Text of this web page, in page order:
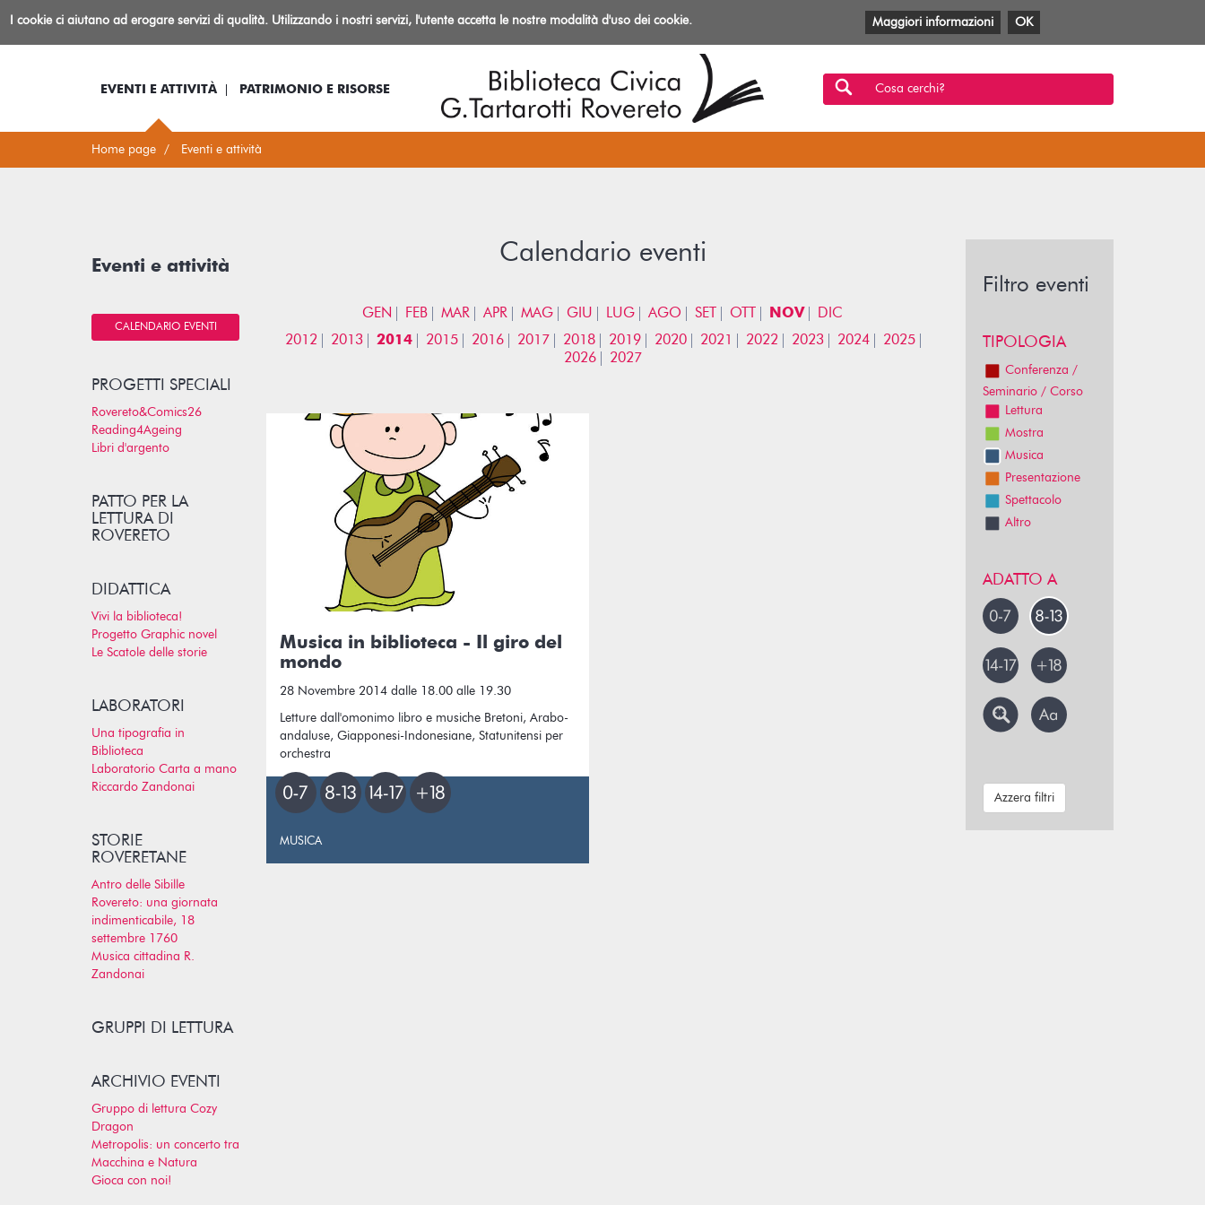
BibliotecaIo sono... Log-in Informazioni
Facebook
TwitterYouTube
Anobii
SBTMlol
EVENTI E ATTIVITÀ PATRIMONIO E RISORSE Cosa cerchi?
Home page Eventi e attività
Calendario eventi
GEN FEB MAR APR MAG GIU LUG AGO SET OTT NOV
DIC
2012
2013 2014 2015 2016 2017 2018 2019 2020 2021 2022 2023 2024
2025
2026
2027
Musica in biblioteca - Il giro del
mondo
28 Novembre 2014 dalle 18.00 alle 19.30
Letture dall'omonimo libro e musiche Bretoni, Arabo-
andaluse, Giapponesi-Indonesiane, Statunitensi per
orchestra
MUSICA
Eventi e attività
CALENDARIO EVENTI
PROGETTI SPECIALI
Rovereto&Comics26
Reading4Ageing
Libri d'argento
PATTO PER LA
LETTURA DI
ROVERETO
DIDATTICA
Vivi la biblioteca!
Progetto Graphic novel
Le Scatole delle storie
LABORATORI
Una tipografia in
Biblioteca
Laboratorio Carta a mano
Riccardo Zandonai
STORIE
ROVERETANE
Antro delle Sibille
Rovereto: una giornata
indimenticabile, 18
settembre 1760
Musica cittadina R.
Zandonai
GRUPPI DI LETTURA
ARCHIVIO EVENTI
Gruppo di lettura Cozy
Dragon
Metropolis: un concerto tra
Macchina e Natura
Gioca con noi!
Filtro eventi
TIPOLOGIA
Conferenza /
Seminario / Corso
Lettura
Mostra
Musica
Presentazione
Spettacolo
Altro
ADATTO A
Azzera filtri
I cookie ci aiutano ad erogare servizi di qualità. Utilizzando i nostri servizi, l'utente accetta le nostre modalità d'uso dei cookie. Maggiori informazioni OK